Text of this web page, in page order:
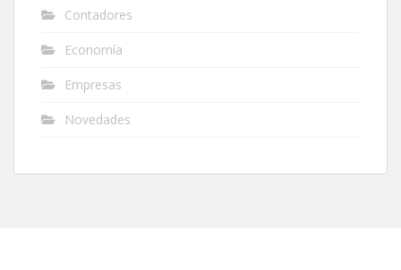
Contadores
Economía
Empresas
Novedades